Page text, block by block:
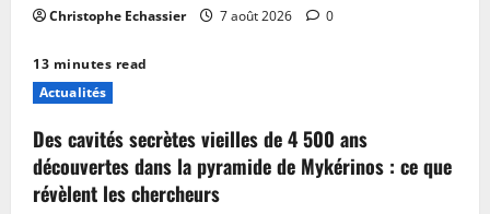
Christophe Echassier 7 août 2026 0
13 minutes read
Actualités
Des cavités secrètes vieilles de 4 500 ans
découvertes dans la pyramide de Mykérinos : ce que
révèlent les chercheurs